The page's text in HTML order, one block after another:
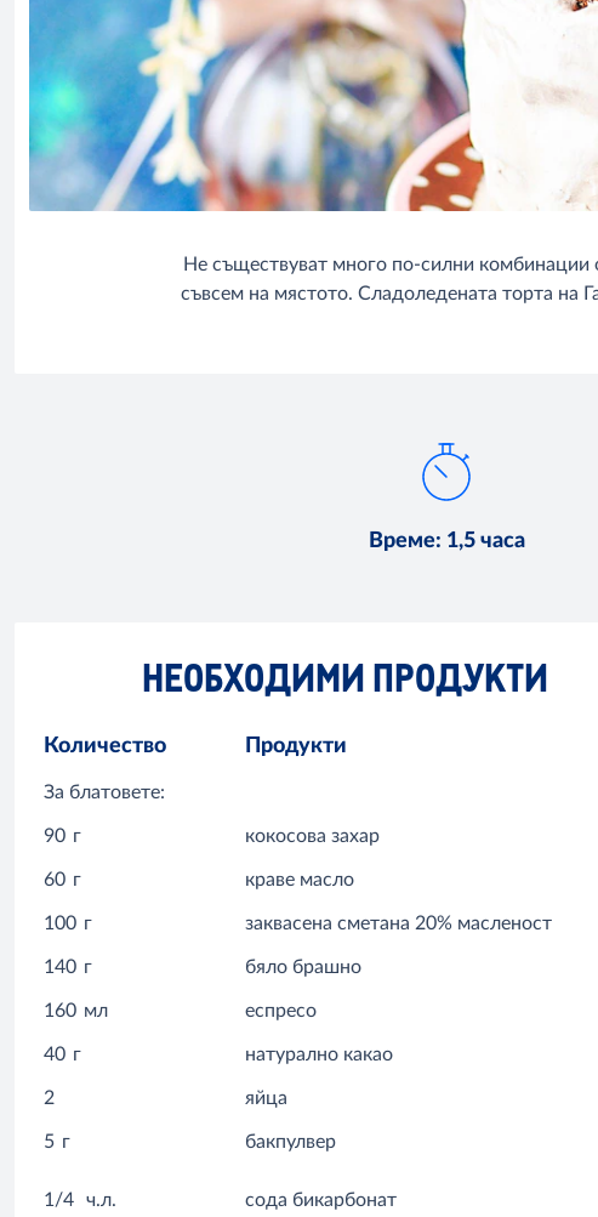
Не съществуват много по-силни
съвсем на мястото. Сладоледената торта на
Време: 1,5 часа
НЕОБХОДИМИ ПРОДУКТИ
Количество Продукти
За блатовете:
90 г кокосова захар
60 г краве масло
100 г заквасена сметана 20% масленост
140 г бяло брашно
160 мл еспресо
40 г натурално какао
2 яйца
5 г бакпулвер
1/4 ч.л. сода бикарбонат